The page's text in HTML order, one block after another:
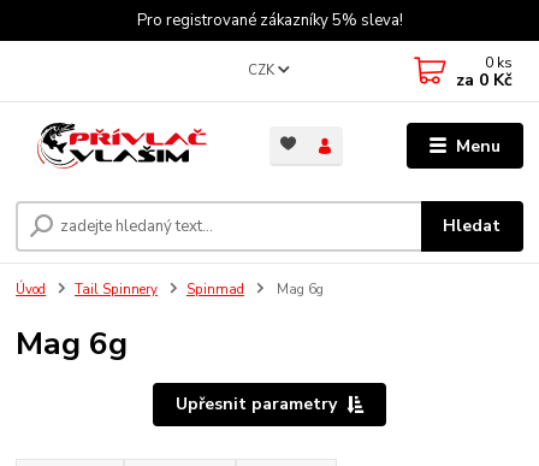
Pro registrované zákazníky 5% sleva!
Menu
CZK
Hledat
0 ks
za 0 Kč
Úvod Tail Spinnery Spinmad Mag 6g
Mag 6g
Upřesnit parametry